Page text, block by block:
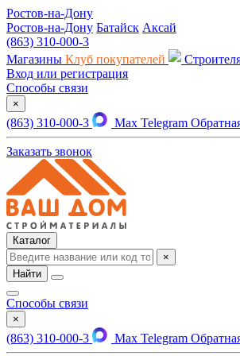
Ростов-на-Дону
Ростов-на-Дону Батайск Аксай
(863) 310-000-3
Магазины Клуб покупателей
Вход или регистрация
Способы связи
×
(863) 310-000-3 Max Telegram
Заказать звонок
Каталог
×
Найти
Способы связи
×
(863) 310-000-3 Max Telegram